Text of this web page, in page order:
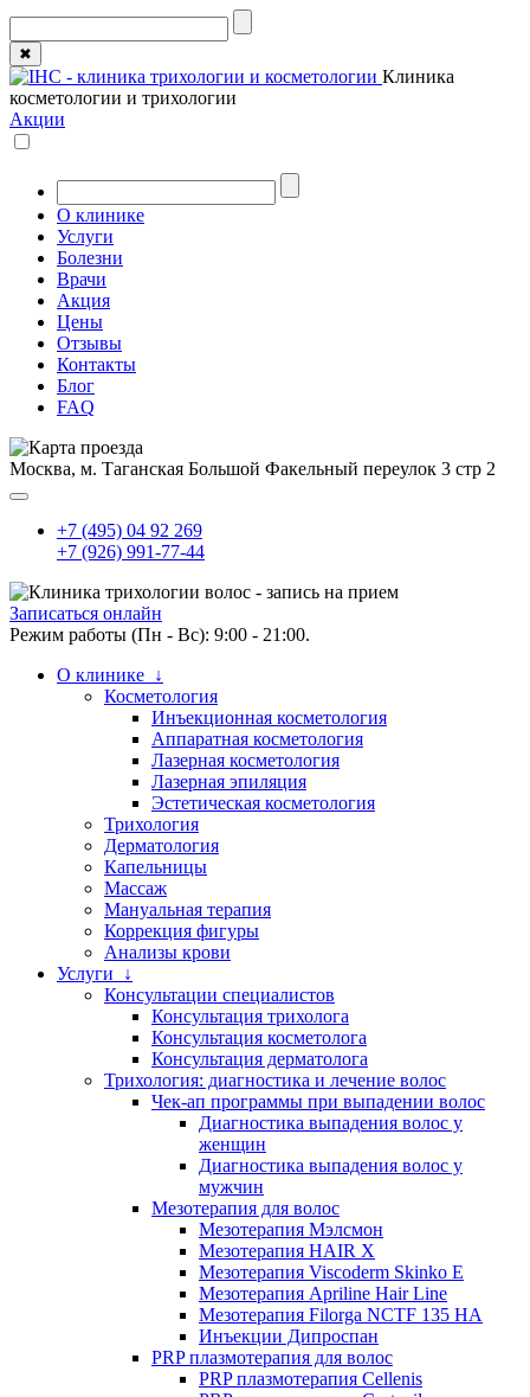
✖
Клиника
косметологии и трихологии
Акции
О клинике
Услуги
Болезни
Врачи
Акция
Цены
Отзывы
Контакты
Блог
FAQ
Москва, м. Таганская Большой Факельный переулок 3 стр 2
+7 (495) 04 92 269
+7 (926) 991-77-44
Записаться онлайн
Режим работы (Пн - Вс): 9:00 - 21:00.
О клинике ↓
Косметология
Инъекционная косметология
Аппаратная косметология
Лазерная косметология
Лазерная эпиляция
Эстетическая косметология
Трихология
Дерматология
Капельницы
Массаж
Мануальная терапия
Коррекция фигуры
Анализы крови
Услуги ↓
Консультации специалистов
Консультация трихолога
Консультация косметолога
Консультация дерматолога
Трихология: диагностика и лечение волос
Чек-ап программы при выпадении волос
Диагностика выпадения волос у
женщин
Диагностика выпадения волос у
мужчин
Мезотерапия для волос
Мезотерапия Мэлсмон
Мезотерапия HAIR X
Мезотерапия Viscoderm Skinko E
Мезотерапия Apriline Hair Line
Мезотерапия Filorga NCTF 135 HA
Инъекции Дипроспан
PRP плазмотерапия для волос
PRP плазмотерапия Cellenis